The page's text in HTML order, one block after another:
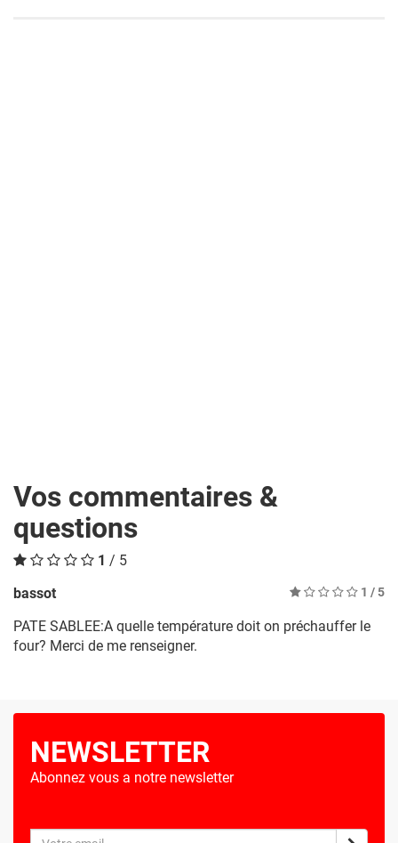
Vos commentaires &
questions
1 / 5
bassot
1 / 5
PATE SABLEE:A quelle température doit on préchauffer le
four? Merci de me renseigner.
NEWSLETTER
Abonnez vous a notre newsletter